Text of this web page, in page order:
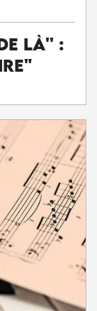
là'' :